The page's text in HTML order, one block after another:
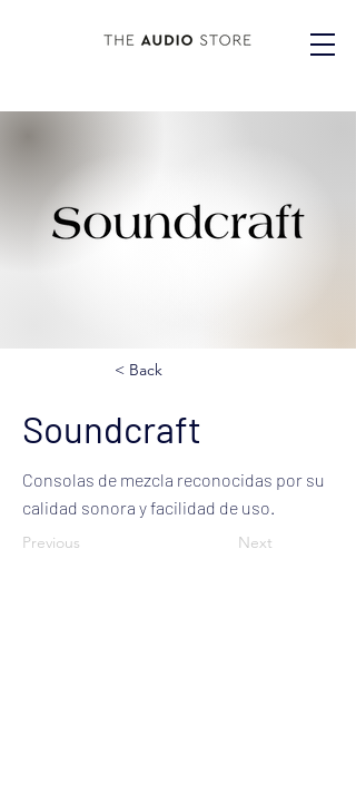
< Back
Soundcraft
Consolas de mezcla reconocidas por su
calidad sonora y facilidad de uso.
Previous Next